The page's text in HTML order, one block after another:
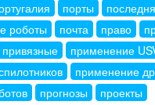
порты
роботы
почта право
привязные
применение
применение
прогнозы
проекты